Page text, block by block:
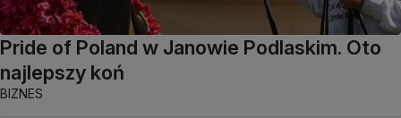
Pride of Poland w Janowie Podlaskim. Oto
najlepszy koń
BIZNES